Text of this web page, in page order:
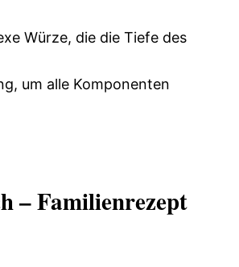
Würze, die die Tiefe des
um alle Komponenten
– Familienrezept